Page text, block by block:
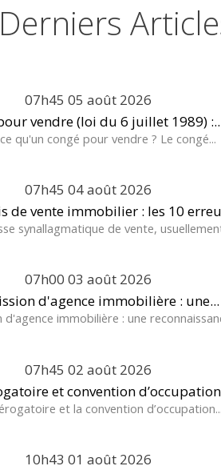
07h45 05 août 2026
vendre (loi du 6 juillet 1989)
qu'un congé pour vendre ? Le congé...
07h45 04août 2026
de vente immobilier : les 10
synallagmatique de vente,
07h00 03 août 2026
d'agence immobilière : une...
d'agence immobilière : une
07h45 02 août 2026
et convention
et la convention d’occupation...
10h43 01 août 2026